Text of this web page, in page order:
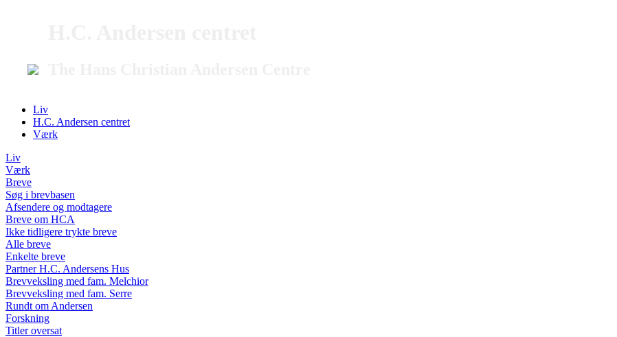
Liv
H.C. Andersen centret
Værk
Liv
Værk
Breve
Søg i brevbasen
Afsendere og modtagere
Breve om HCA
Ikke tidligere trykte breve
Alle breve
Enkelte breve
Partner H.C. Andersens Hus
Brevveksling med fam. Melchior
Brevveksling med fam. Serre
Rundt om Andersen
Forskning
Titler oversat